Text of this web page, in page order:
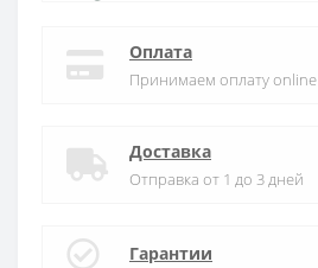
Оплата
Принимаем оплату online
Доставка
Отправка от 1 до 3 дней
Гарантии